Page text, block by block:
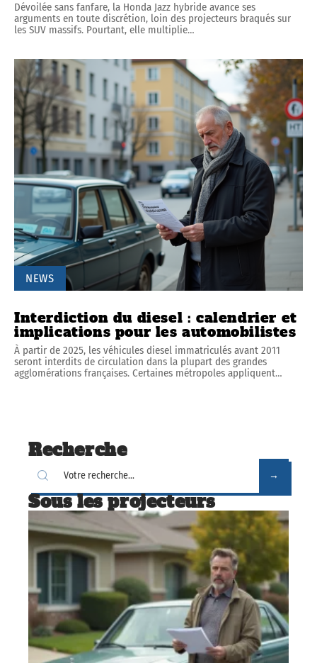
Dévoilée sans fanfare, la Honda Jazz hybride avance ses
arguments en toute discrétion, loin des projecteurs braqués sur
les SUV massifs. Pourtant, elle multiplie…
NEWS
Interdiction du diesel : calendrier et
implications pour les automobilistes
À partir de 2025, les véhicules diesel immatriculés avant 2011
seront interdits de circulation dans la plupart des grandes
agglomérations françaises. Certaines métropoles appliquent…
Recherche
Sous les projecteurs